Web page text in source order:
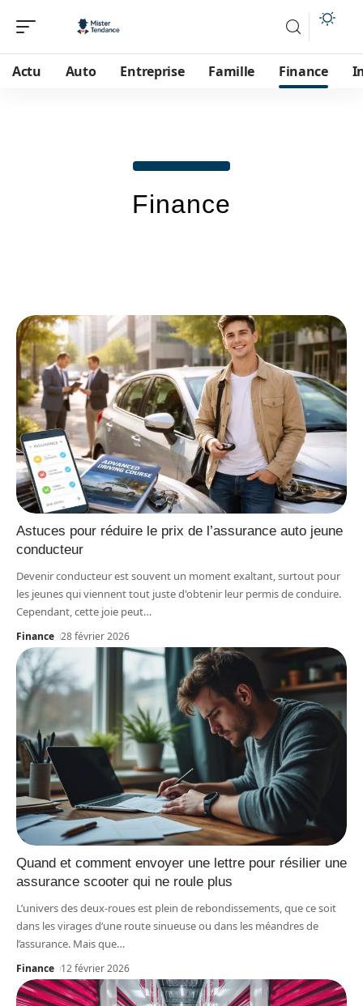
Actu Auto Entreprise Famille Finance
Finance
Astuces pour réduire le prix de l’assurance auto jeune
conducteur
Devenir conducteur est souvent un moment exaltant, surtout pour
les jeunes qui viennent tout juste d'obtenir leur permis de conduire.
Cependant, cette joie peut…
Finance 28 février 2026
Quand et comment envoyer une lettre pour résilier une
assurance scooter qui ne roule plus
L’univers des deux-roues est plein de rebondissements, que ce soit
dans les virages d’une route sinueuse ou dans les méandres de
l’assurance. Mais que…
Finance 12 février 2026